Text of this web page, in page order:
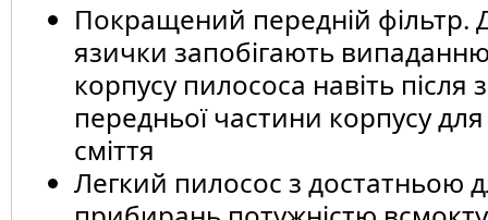
Покращений передній фільтр.
язички запобігають
корпусу пилососа навіть після
передньої частини корпусу
сміття
Легкий пилосос з достатньою